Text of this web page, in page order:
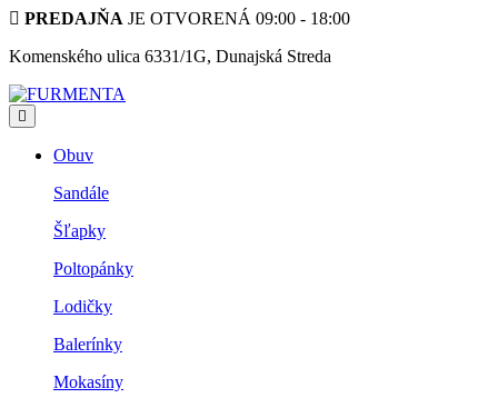
PREDAJŇA JE OTVORENÁ 09:00 - 18:00
Komenského ulica 6331/1G, Dunajská Streda
Obuv
Sandále
Šľapky
Poltopánky
Lodičky
Balerínky
Mokasíny